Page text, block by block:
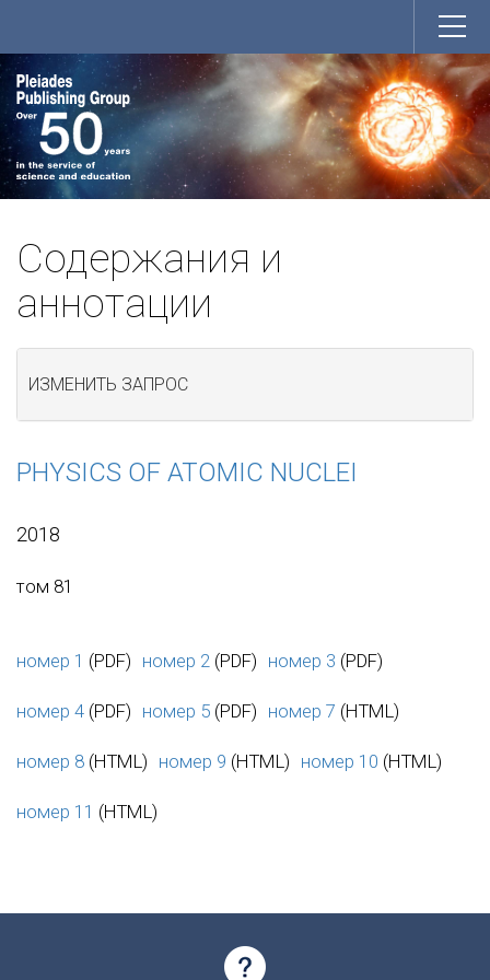
Содержания и
аннотации
ИЗМЕНИТЬ ЗАПРОС
PHYSICS OF ATOMIC NUCLEI
2018
том 81
номер 1 (PDF) номер 2 (PDF) номер 3 (PDF)
номер 4 (PDF) номер 5 (PDF) номер 7 (HTML)
номер 8 (HTML) номер 9 (HTML) номер 10 (HTML)
номер 11 (HTML)